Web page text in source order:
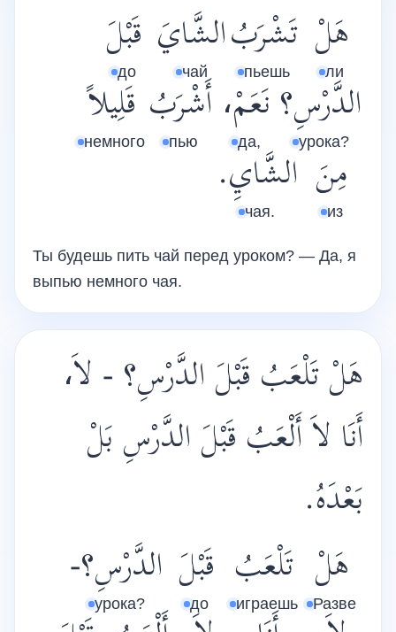
هَلْ
ли
تَشْرَبُ
пьешь
الشَّايَ
чай
قَبْلَ
до
الدَّرْسِ؟
урока?
نَعَمْ،
да,
أَشْرَبُ
пью
قَلِيلاً
немного
مِنَ
из
الشَّايِ.
чая.
Ты будешь пить чай перед уроком? — Да, я
выпью немного чая.
هَلْ تَلْعَبُ قَبْلَ الدَّرْسِ؟ - لاَ،
أَنَا لاَ أَلْعَبُ قَبْلَ الدَّرْسِ بَلْ
بَعْدَهُ.
هَلْ
Разве
تَلْعَبُ
играешь
قَبْلَ
до
الدَّرْسِ؟-
урока?